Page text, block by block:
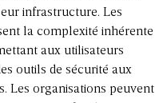
infrastructure. Les
la complexité inhérente
aux utilisateurs
outils de sécurité aux
Les organisations peuvent